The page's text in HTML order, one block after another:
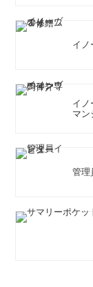
イノ
イノ
マン
管理